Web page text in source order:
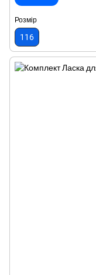
Розмір
116